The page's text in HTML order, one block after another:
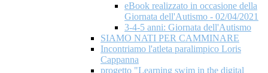
eBook realizzato in occasione della
Giornata dell'Autismo - 02/04/2021
3-4-5 anni: Giornata dell'Autismo
SIAMO NATI PER CAMMINARE
Incontriamo l'atleta paralimpico Loris
Cappanna
progetto "Learning swim in the digital